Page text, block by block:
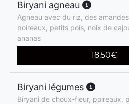
Biryani agneau
Agneau avec du riz, des
poireaux, petits pois, noix de
ananas
18.50€
Biryani légumes
Biryani de choux-fleur, poireaux,